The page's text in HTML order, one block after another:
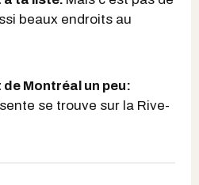
beaux endroits au
Montréal un peu:
se trouve sur la Rive-